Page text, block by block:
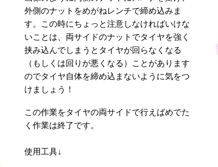
外側のナットをめがねレンチで締め込みま
す。この時にちょっと注意しなければいけな
いことは、両サイドのナットでタイヤを強く
挟み込んでしまうとタイヤが回らなくなる
（もしくは回りが悪くなる）ことがあります
のでタイヤ自体を締め込まないように気をつ
けましょう！
この作業をタイヤの両サイドで行えばめでた
く作業は終了です。
使用工具↓